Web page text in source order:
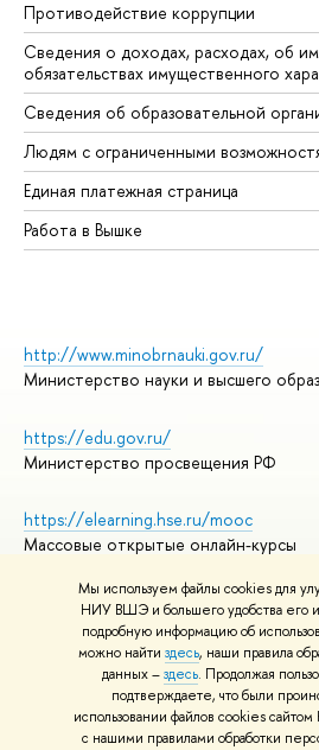
Мы используем файлы cookies для
НИУ ВШЭ и большего удобства его
подробную информацию об
можно найти здесь, наши правила
данных –здесь. Продолжая
подтверждаете, что были
использовании файлов cookies
с нашими правилами обработки
Противодействие коррупции
Сведения о доходах, расходах, об
обязательствах имущественного
Сведения об образовательной
Людям с ограниченными
Единая платежная страница
Работа в Вышке
http://www.minobrnauki.gov.ru/
Министерство науки и высшего
https://edu.gov.ru/
Министерство просвещения РФ
https://elearning.hse.ru/mooc
Массовые открытые онлайн-курсы
© НИУ ВШЭ 1993–2026
Адреса и
Условия использования материалов
Политика конфиденциальности
Правила применения рекомендательных